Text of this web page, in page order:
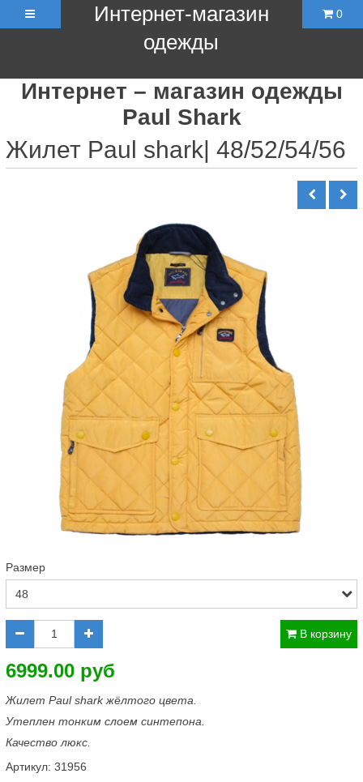
Интернет-магазин
одежды
0
Интернет – магазин одежды
Paul Shark
Жилет Paul shark| 48/52/54/56
Размер
В корзину
6999.00 руб
Жилет Paul shark жёлтого цвета.
Утеплен тонким слоем синтепона.
Качество люкс.
Артикул: 31956